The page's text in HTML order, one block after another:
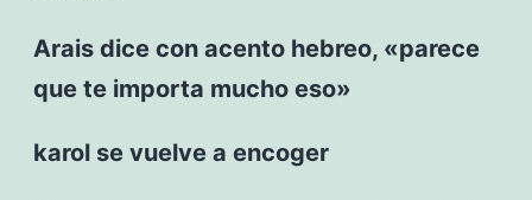
Arais dice con acento hebreo, «parece
que te importa mucho eso»
karol se vuelve a encoger